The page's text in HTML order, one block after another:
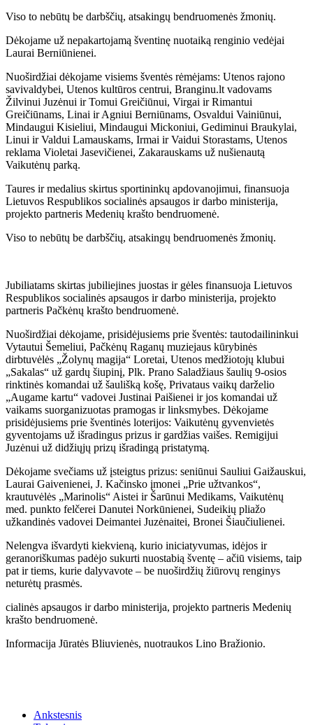
Viso to nebūtų be darbščių, atsakingų bendruomenės žmonių.
Dėkojame už nepakartojamą šventinę nuotaiką renginio vedėjai
Laurai Berniūnienei.
Nuoširdžiai dėkojame visiems šventės rėmėjams: Utenos rajono
savivaldybei, Utenos kultūros centrui, Branginu.lt vadovams
Žilvinui Juzėnui ir Tomui Greičiūnui, Virgai ir Rimantui
Greičiūnams, Linai ir Agniui Berniūnams, Osvaldui Vainiūnui,
Mindaugui Kisieliui, Mindaugui Mickoniui, Gediminui Braukylai,
Linui ir Valdui Lamauskams, Irmai ir Vaidui Storastams, Utenos
reklama Violetai Jasevičienei, Zakarauskams už nušienautą
Vaikutėnų parką.
Taures ir medalius skirtus sportininkų apdovanojimui, finansuoja
Lietuvos Respublikos socialinės apsaugos ir darbo ministerija,
projekto partneris Medenių krašto bendruomenė.
Viso to nebūtų be darbščių, atsakingų bendruomenės žmonių.
Jubiliatams skirtas jubiliejines juostas ir gėles finansuoja Lietuvos
Respublikos socialinės apsaugos ir darbo ministerija, projekto
partneris Pačkėnų krašto bendruomenė.
Nuoširdžiai dėkojame, prisidėjusiems prie šventės: tautodailininkui
Vytautui Šemeliui, Pačkėnų Raganų muziejaus kūrybinės
dirbtuvėlės „Žolynų magija“ Loretai, Utenos medžiotojų klubui
„Sakalas“ už gardų šiupinį, Plk. Prano Saladžiaus šaulių 9-osios
rinktinės komandai už šaulišką košę, Privataus vaikų darželio
„Augame kartu“ vadovei Justinai Paišienei ir jos komandai už
vaikams suorganizuotas pramogas ir linksmybes. Dėkojame
prisidėjusiems prie šventinės loterijos: Vaikutėnų gyvenvietės
gyventojams už išradingus prizus ir gardžias vaišes. Remigijui
Juzėnui už didžiųjų prizų išradingą pristatymą.
Dėkojame svečiams už įsteigtus prizus: seniūnui Sauliui Gaižauskui,
Laurai Gaivenienei, J. Kačinsko įmonei „Prie užtvankos“,
krautuvėlės „Marinolis“ Aistei ir Šarūnui Medikams, Vaikutėnų
med. punkto felčerei Danutei Norkūnienei, Sudeikių pliažo
užkandinės vadovei Deimantei Juzėnaitei, Bronei Šiaučiulienei.
Nelengva išvardyti kiekvieną, kurio iniciatyvumas, idėjos ir
geranoriškumas padėjo sukurti nuostabią šventę – ačiū visiems, taip
pat ir tiems, kurie dalyvavote – be nuoširdžių žiūrovų renginys
neturėtų prasmės.
cialinės apsaugos ir darbo ministerija, projekto partneris Medenių
krašto bendruomenė.
Informacija Jūratės Bliuvienės, nuotraukos Lino Bražionio.
Ankstesnis